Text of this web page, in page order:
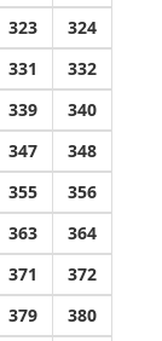
323
324
331
332
339
340
347
348
355
356
363
364
371
372
379
380